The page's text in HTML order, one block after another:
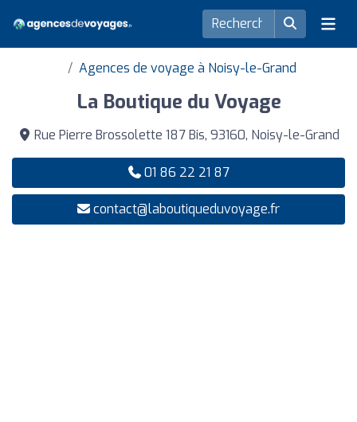
Agences de voyage à Noisy-le-Grand
La Boutique du Voyage
Rue Pierre Brossolette 187 Bis, 93160, Noisy-le-Grand
01 86 22 21 87
contact@laboutiqueduvoyage.fr